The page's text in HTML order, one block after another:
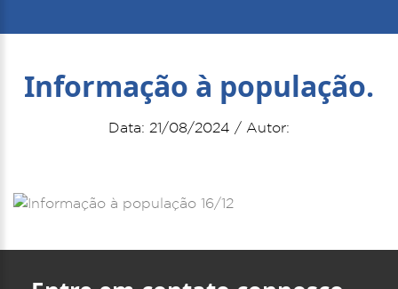
Informação à população.
Data: 21/08/2024 / Autor: